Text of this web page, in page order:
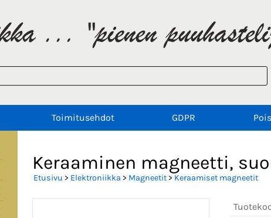
Toimitusehdot GDPR
Keraaminen magneetti,
Etusivu > Elektroniikka > Magneetit> Keraamiset magneetit